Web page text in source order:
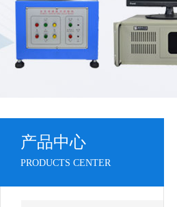
产品中心
PRODUCTS CENTER